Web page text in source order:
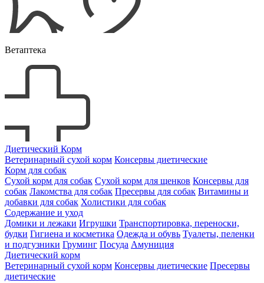
Ветаптека
Диетический Корм
Ветеринарный сухой корм Консервы диетические
Корм для собак
Сухой корм для собак Сухой корм для щенков Консервы для
собак Лакомства для собак Пресервы для собак Витамины и
добавки для собак Холистики для собак
Содержание и уход
Домики и лежаки Игрушки Транспортировка, переноски,
будки Гигиена и косметика Одежда и обувь Туалеты, пеленки
и подгузники Груминг Посуда Амуниция
Диетический корм
Ветеринарный сухой корм Консервы диетические Пресервы
диетические